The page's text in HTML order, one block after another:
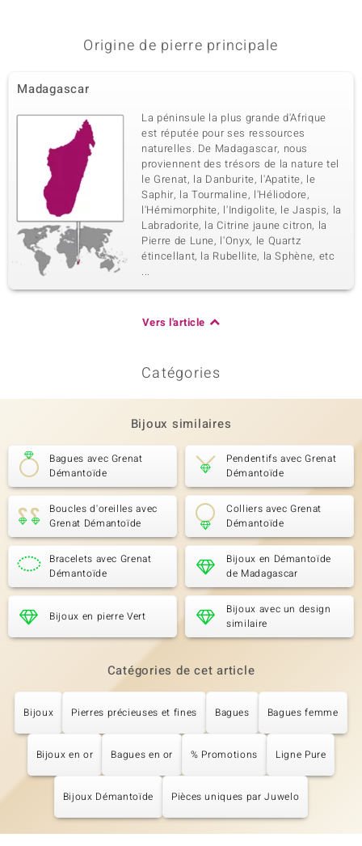
Origine de pierre principale
Madagascar
La péninsule la plus grande d'Afrique
est réputée pour ses ressources
naturelles. De Madagascar, nous
proviennent des trésors de la nature tel
le Grenat, la Danburite, l'Apatite, le
Saphir, la Tourmaline, l'Héliodore,
l'Hémimorphite, l'Indigolite, le Jaspis, la
Labradorite, la Citrine jaune citron, la
Pierre de Lune, l'Onyx, le Quartz
étincellant, la Rubellite, la Sphène, etc
...
Vers l'article
Catégories
Bijoux similaires
Bagues avec Grenat
Démantoïde
Pendentifs avec Grenat
Démantoïde
Boucles d'oreilles avec
Grenat Démantoïde
Colliers avec Grenat
Démantoïde
Bracelets avec Grenat
Démantoïde
Bijoux en Démantoïde
de Madagascar
Bijoux en pierre Vert
Bijoux avec un design
similaire
Catégories de cet article
Bijoux Pierres précieuses et fines Bagues Bagues femme
Bijoux en or Bagues en or % Promotions Ligne Pure
Bijoux Démantoïde Pièces uniques par Juwelo